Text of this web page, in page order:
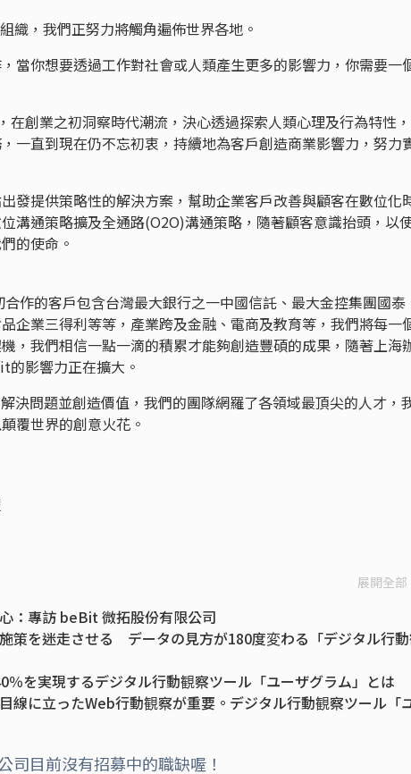
織，我們正努力將觸角遍佈世界各地。
當你想要透過工作對社會或人類產生更多的影響力，你需要一
創業之初洞察時代潮流，決心透過探索人類心理及行為特性
一直到現在仍不忘初衷，持續地為客戶創造商業影響力，努力
發提供策略性的解決方案，幫助企業客戶改善與顧客在數位化
溝通策略擴及全通路(O2O)溝通策略，隨著顧客意識抬頭，以
的使命。
作的客戶包含台灣最大銀行之一中國信託、最大金控集團國泰
企業三得利等等，產業跨及金融、電商及教育等，我們將每一
，我們相信一點一滴的積累才能夠創造豐碩的成果，隨著上海
影響力正在擴大。
決問題並創造價值，我們的團隊網羅了各領域最頂尖的人才，
覆世界的創意火花。
展開全部
：專訪 beBit 微拓股份有限公司
策を迷走させる データの見方が180度変わる「デジタル行
を実現するデジタル行動観察ツール「ユーザグラム」とは
線に立ったWeb行動観察が重要。デジタル行動観察ツール「
トとサイトの改善点
司目前沒有招募中的職缺喔！